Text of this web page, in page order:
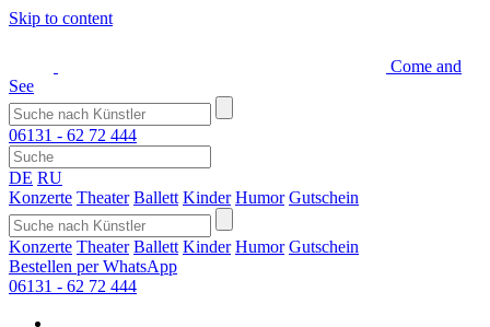
Skip to content
Come and
See
06131 - 62 72 444
DE RU
Konzerte Theater Ballett Kinder Humor Gutschein
Konzerte Theater Ballett Kinder Humor Gutschein
Bestellen per WhatsApp
06131 - 62 72 444